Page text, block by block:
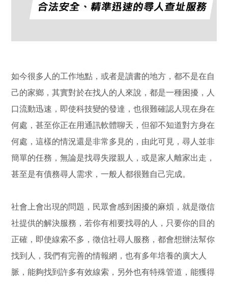
如今很多人的工作地點，或者是讀書的地方，都不是在自
己的家鄉，其實對於在找人的人來說，都是一種困擾，人
口流動迅速，即使科技變的發達，也很難確認人現在身在
何處，甚至你正在用通訊軟體聊天，但卻不知道對方身在
何處，這樣的情況還是非常多見的，由此可見，尋人並非
簡單的任務，無論是找尋失蹤親人，或是家人離家出走，
甚至是有債務尋人需求，一般人都很難自己完成。
社會上會出現的問題，民眾會感到困擾的麻煩，就是徵信
社提供的解決服務，若你有相要找尋的人，只要你的目的
正確，即使線索不多，徵信社尋人服務，都會想辦法幫你
找到人，我們有完善的情報網，也有多年培養的廣大人
脈，能夠找到許多有效線索，另外也有特殊管道，能獲得